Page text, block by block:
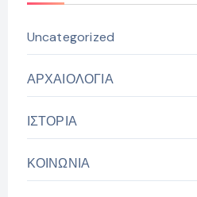
Uncategorized
ΑΡΧΑΙΟΛΟΓΙΑ
ΙΣΤΟΡΙΑ
ΚΟΙΝΩΝΙΑ